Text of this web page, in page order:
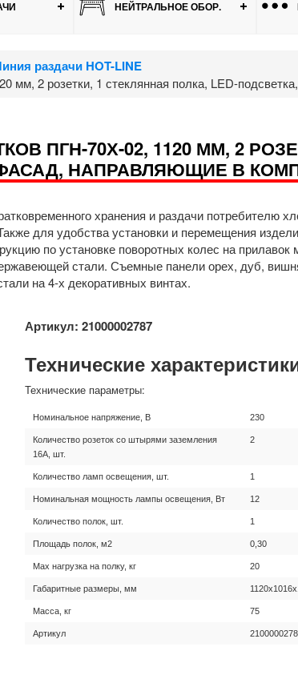
НЕЙТРАЛЬНОЕ ОБОР.
раздачи HOT-LINE
мм, 2 розетки, 1 стеклянная полка, LED-
ПГН-70Х-02, 1120 ММ, 2
НАПРАВЛЯЮЩИЕ В
хранения и раздачи потребителю
для удобства установки и перемещения
по установке поворотных колес на
стали. Съемные панели орех, дуб,
на 4-х декоративных винтах.
Артикул: 21000002787
Технические
Технические параметры:
Номинальное напряжение, В 230
Количество розеток со штырями заземления
16А, шт.
2
Количество ламп освещения, шт. 1
Номинальная мощность лампы освещения, Вт 12
Количество полок, шт. 1
Площадь полок, м2 0,30
Max нагрузка на полку, кг 20
Габаритные размеры, мм
Масса, кг 75
Артикул